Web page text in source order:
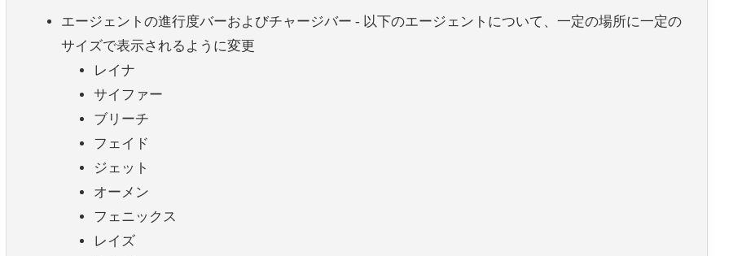
エージェントの進行度バーおよびチャージバー - 以下のエージェントについて、一定の場所に一定の
サイズで表示されるように変更
レイナ
サイファー
ブリーチ
フェイド
ジェット
オーメン
フェニックス
レイズ